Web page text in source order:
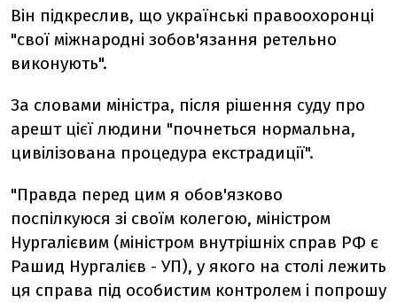
Він підкреслив, що українські правоохоронці
"свої міжнародні зобов'язання ретельно
виконують".
За словами міністра, після рішення суду про
арешт цієї людини "почнеться нормальна,
цивілізована процедура екстрадиції".
"Правда перед цим я обов'язково
поспілкуюся зі своїм колегою, міністром
Нургалієвим (міністром внутрішніх справ РФ є
Рашид Нургалієв - УП), у якого на столі лежить
ця справа під особистим контролем і попрошу